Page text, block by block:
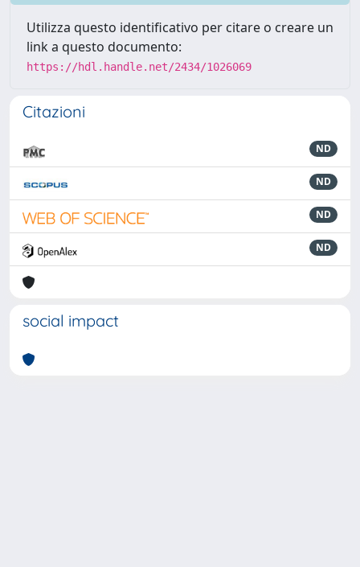
Utilizza questo identificativo per citare o creare un
link a questo documento:
https://hdl.handle.net/2434/1026069
Citazioni
ND
ND
ND
ND
social impact